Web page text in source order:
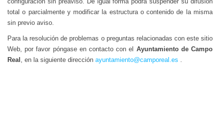
total o parcialmente y modificar la estructura o contenido de la misma
sin previo aviso.
Para la resolución de problemas o preguntas relacionadas con este sitio
Web, por favor póngase en contacto con el Ayuntamiento de Campo
Real , en la siguiente dirección ayuntamiento@camporeal.es .